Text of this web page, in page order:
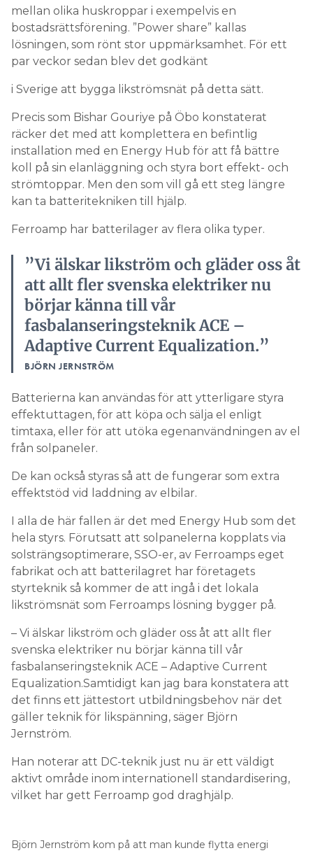
mellan olika huskroppar i exempelvis en
bostadsrättsförening. ”Power share” kallas
lösningen, som rönt stor uppmärksamhet. För ett
par veckor sedan blev det godkänt
i Sverige att bygga likströmsnät på detta sätt.
Precis som Bishar Gouriye på Öbo konstaterat
räcker det med att komplettera en befintlig
installation med en Energy Hub för att få bättre
koll på sin elanläggning och styra bort effekt- och
strömtoppar. Men den som vill gå ett steg längre
kan ta batteritekniken till hjälp.
Ferroamp har batterilager av flera olika typer.
”Vi älskar likström och gläder oss åt
att allt fler svenska elektriker nu
börjar känna till vår
fasbalanseringsteknik ACE –
Adaptive Current Equalization.”
BJÖRN JERNSTRÖM
Batterierna kan användas för att ytterligare styra
effektuttagen, för att köpa och sälja el enligt
timtaxa, eller för att utöka egenanvändningen av el
från solpaneler.
De kan också styras så att de fungerar som extra
effektstöd vid laddning av elbilar.
I alla de här fallen är det med Energy Hub som det
hela styrs. Förutsatt att solpanelerna kopplats via
solsträngsoptimerare, SSO-er, av Ferroamps eget
fabrikat och att batterilagret har företagets
styrteknik så kommer de att ingå i det lokala
likströmsnät som Ferroamps lösning bygger på.
– Vi älskar likström och gläder oss åt att allt fler
svenska elektriker nu börjar känna till vår
fasbalanseringsteknik ACE – Adaptive Current
Equalization.Samtidigt kan jag bara konstatera att
det finns ett jättestort utbildningsbehov när det
gäller teknik för likspänning, säger Björn
Jernström.
Han noterar att DC-teknik just nu är ett väldigt
aktivt område inom internationell standardisering,
vilket har gett Ferroamp god draghjälp.
Björn Jernström kom på att man kunde flytta energi